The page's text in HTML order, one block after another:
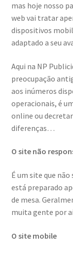
mas hoje nosso
web vai tratar
dispositivos
adaptado a seu
Aqui na NP
preocupação
aos inúmeros
operacionais, é
online ou
diferenças…
O site não
É um site que
está preparado
de mesa.
muita gente por
O site mobile